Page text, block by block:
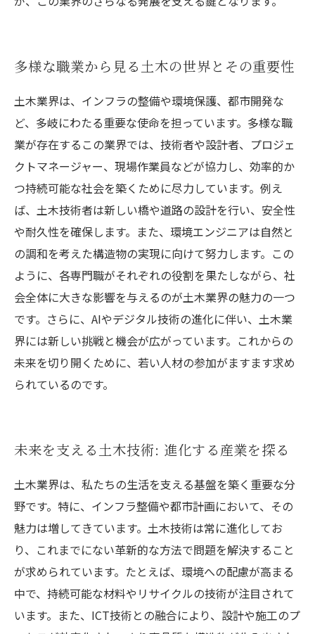
多様な職業から見る土木の世界とその重要性
土木業界は、インフラの整備や環境保護、都市開発な
ど、多岐にわたる重要な使命を担っています。多様な職
業が存在するこの業界では、技術者や設計者、プロジェ
クトマネージャー、現場作業員などが協力し、効率的か
つ持続可能な社会を築くために尽力しています。例え
ば、土木技術者は新しい橋や道路の設計を行い、安全性
や耐久性を確保します。また、環境エンジニアは自然と
の調和を考えた構造物の実現に向けて努力します。この
ように、各専門職がそれぞれの役割を果たしながら、社
会全体に大きな影響を与えるのが土木業界の魅力の一つ
です。さらに、AIやデジタル技術の進化に伴い、土木業
界には新しい挑戦と機会が広がっています。これからの
未来を切り開くために、若い人材の参加がますます求め
られているのです。
未来を支える土木技術: 進化する産業を探る
土木業界は、私たちの生活を支える基盤を築く重要な分
野です。特に、インフラ整備や都市計画において、その
魅力は増してきています。土木技術は常に進化してお
り、これまでにない革新的な方法で問題を解決すること
が求められています。たとえば、環境への配慮が高まる
中で、持続可能な材料やリサイクルの技術が注目されて
います。また、ICT技術との融合により、設計や施工のプ